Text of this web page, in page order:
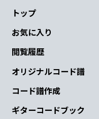
トップ
お気に入り
閲覧履歴
オリジナルコード譜
コード譜作成
ギターコードブック